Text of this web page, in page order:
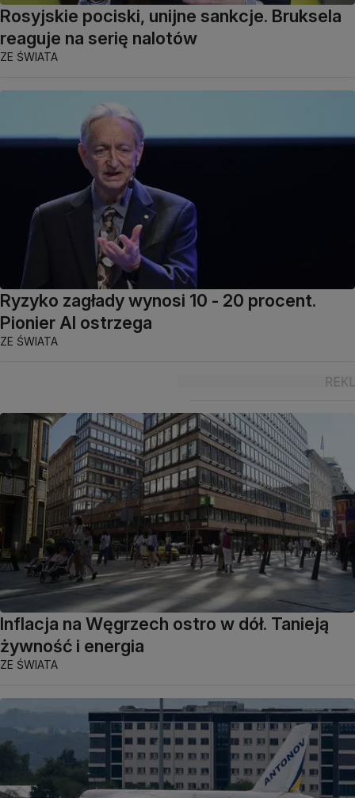
Rosyjskie pociski, unijne sankcje. Bruksela
reaguje na serię nalotów
ZE ŚWIATA
Ryzyko zagłady wynosi 10 - 20 procent.
Pionier AI ostrzega
ZE ŚWIATA
Inflacja na Węgrzech ostro w dół. Tanieją
żywność i energia
ZE ŚWIATA